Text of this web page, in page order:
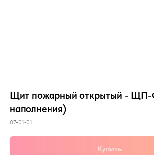
Щит пожарный открытый - ЩП-
наполнения)
07-01-01
Купить